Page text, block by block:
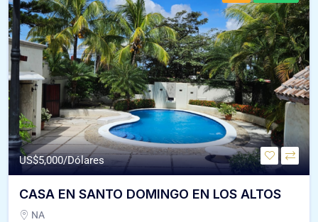
US$5,000/Dólares
CASA EN SANTO DOMINGO EN LOS ALTOS
NA